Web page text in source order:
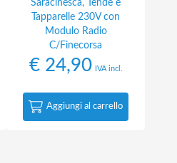
Saracinesca, Tende e
Tapparelle 230V con
Modulo Radio
C/Finecorsa
€24,90 IVA incl.
Aggiungi al carrello